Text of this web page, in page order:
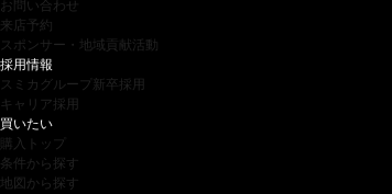
お問い合わせ
来店予約
スポンサー・地域貢献活動
採用情報
スミカグループ新卒採用
キャリア採用
買いたい
購入トップ
条件から探す
地図から探す